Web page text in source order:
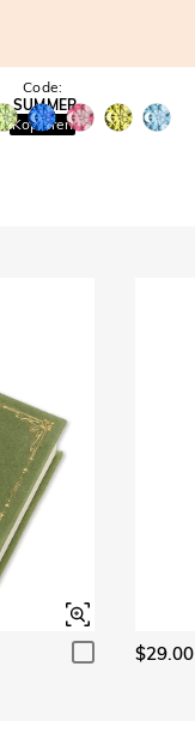
Code:
SUMMER
Kopieren
$29.00